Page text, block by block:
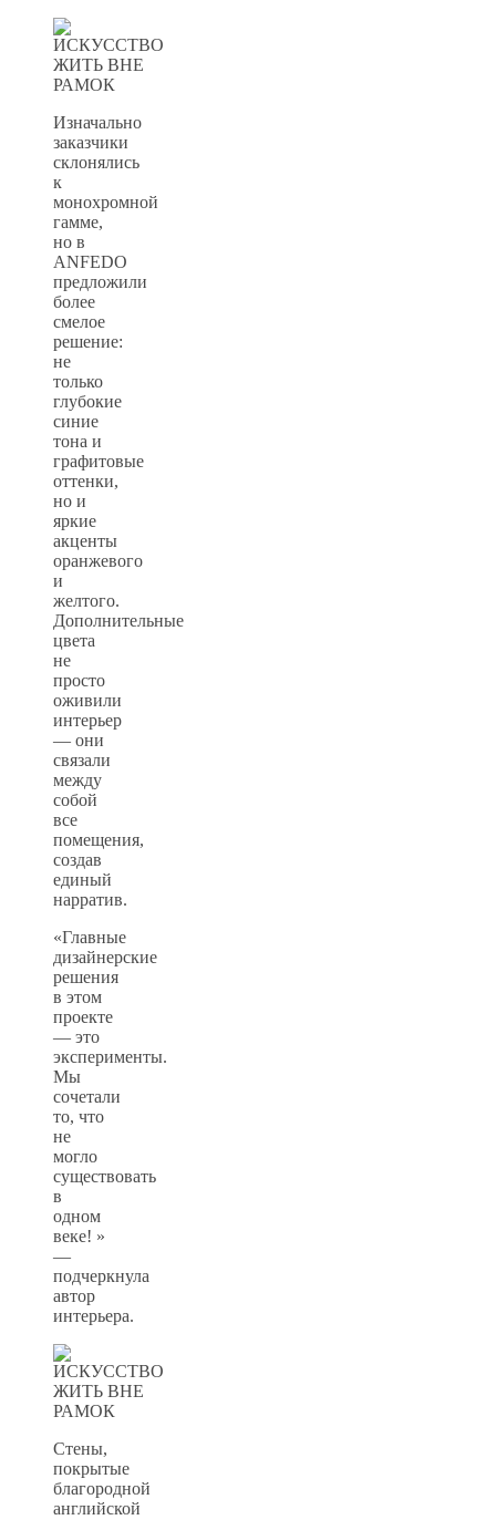
Изначально
заказчики
склонялись
к
монохромной
гамме,
но в
ANFEDO
предложили
более
смелое
решение:
не
только
глубокие
синие
тона и
графитовые
оттенки,
но и
яркие
акценты
оранжевого
и
желтого.
Дополнительные
цвета
не
просто
оживили
интерьер
— они
связали
между
собой
все
помещения,
создав
единый
нарратив.
«Главные
дизайнерские
решения
в этом
проекте
— это
эксперименты.
Мы
сочетали
то, что
не
могло
существовать
в
одном
веке! »
—
подчеркнула
автор
интерьера.
Стены,
покрытые
благородной
английской